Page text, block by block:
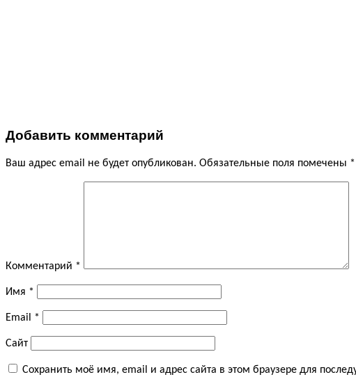
Добавить комментарий
Ваш адрес email не будет опубликован. Обязательные поля помечены *
Комментарий *
Имя *
Email *
Сайт
Сохранить моё имя, email и адрес сайта в этом браузере для